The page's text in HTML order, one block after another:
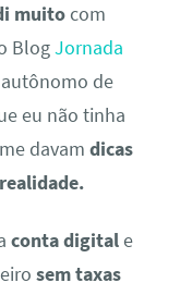
muitocom
BlogJornada
de
eu não tinha
davam dicas
conta digitale
sem taxas